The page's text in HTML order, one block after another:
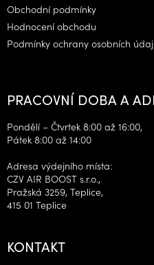
Obchodní podmínky
Hodnocení obchodu
Podmínky ochrany osobních
PRACOVNÍ DOBA A
Pondělí – Čtvrtek 8:00 až 16:00,
Pátek 8:00 až 14:00
Adresa výdejního místa:
CZV AIR BOOST s.r.o.,
Pražská 3259, Teplice,
415 01 Teplice
KONTAKT